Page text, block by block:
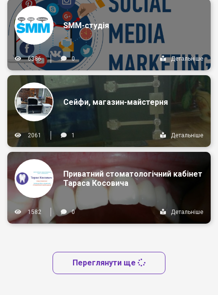
SMM-студія
6386 0 Детальніше
Сейфи, магазин-майстерня
2061 1 Детальніше
Приватний стоматологічний кабінет
Тараса Косовича
1582 0 Детальніше
Переглянути ще